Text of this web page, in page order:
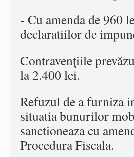
- Cu amenda de 960
declaratiilor de
Contravenţiile
la 2.400 lei.
Refuzul de a furniza
situatia bunurilor
sanctioneaza cu
Procedura Fiscala.